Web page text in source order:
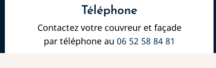
Téléphone
Contactez votre couvreur et façade
par téléphone au 06 52 58 84 81